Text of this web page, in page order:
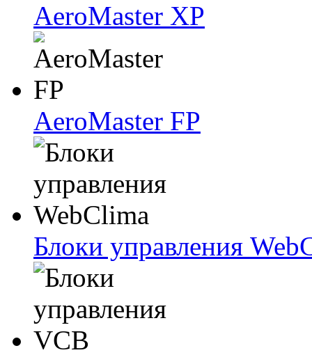
AeroMaster XP
AeroMaster FP
Блоки упрaвлeния